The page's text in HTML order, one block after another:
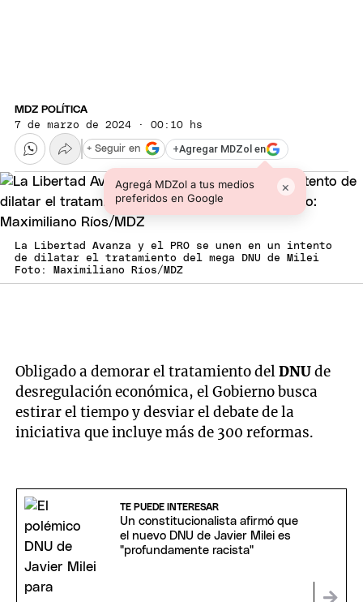
MDZ POLÍTICA
7 de marzo de 2024 · 00:10 hs
+Agregar MDZol en
Agregá MDZol a tus medios
preferidos en Google
×
+ Seguir en
La Libertad Avanza y el PRO se unen en un intento
de dilatar el tratamiento del mega DNU de Milei
Foto: Maximiliano Ríos/MDZ
Obligado a demorar el tratamiento delDNUde
desregulación económica, el Gobierno busca
estirar el tiempo y desviar el debate de la
iniciativa que incluye más de 300 reformas.
TE PUEDE INTERESAR
Un constitucionalista afirmó que
el nuevo DNU de Javier Milei es
"profundamente racista"